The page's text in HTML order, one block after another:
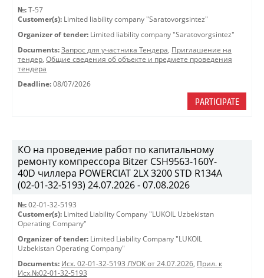
№: T-57
Customer(s): Limited liability company "Saratovorgsintez"
Organizer of tender: Limited liability company "Saratovorgsintez"
Documents: Запрос для участника Тендера, Приглашение на
тендер, Общие сведения об объекте и предмете проведения
тендера
Deadline: 08/07/2026
PARTICIPATE
КО на проведение работ по капитальному
ремонту компрессора Bitzer CSH9563-160Y-
40D чиллера POWERCIAT 2LX 3200 STD R134A
(02-01-32-5193) 24.07.2026 - 07.08.2026
№: 02-01-32-5193
Customer(s): Limited Liability Company "LUKOIL Uzbekistan
Operating Company"
Organizer of tender: Limited Liability Company "LUKOIL
Uzbekistan Operating Company"
Documents: Исх. 02-01-32-5193 ЛУОК от 24.07.2026, Прил. к
Исх.№02-01-32-5193